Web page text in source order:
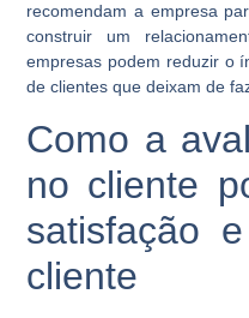
recomendam a empresa
construir um
empresas podem reduzir o
de clientes que deixam de
Como a
no cliente
satisfação
cliente